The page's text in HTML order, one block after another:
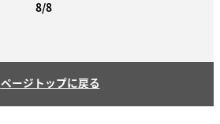
8/8
ページトップに戻る